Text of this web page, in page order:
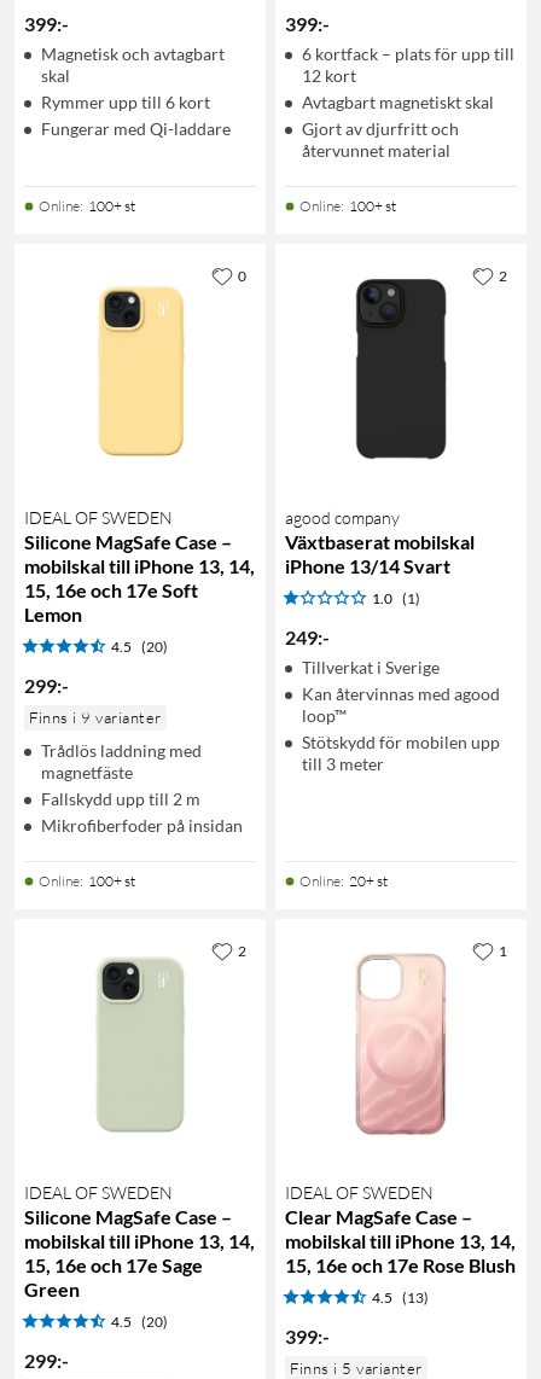
399:-
Magnetisk och avtagbart
skal
Rymmer upp till 6 kort
Fungerar med Qi-laddare
Online: 100+ st
399:-
6 kortfack – plats för upp till
12 kort
Avtagbart magnetiskt skal
Gjort av djurfritt och
återvunnet material
Online: 100+ st
IDEAL OF SWEDEN
Silicone MagSafe Case –
mobilskal till iPhone 13, 14,
15, 16e och 17e Soft
Lemon
4.5 (20)
299:-
Finns i 9 varianter
Trådlös laddning med
magnetfäste
Fallskydd upp till 2 m
Mikrofiberfoder på insidan
Online: 100+ st
0
agood company
Växtbaserat mobilskal
iPhone 13/14 Svart
1.0 (1)
249:-
Tillverkat i Sverige
Kan återvinnas med agood
loop™
Stötskydd för mobilen upp
till 3 meter
Online: 20+ st
2
IDEAL OF SWEDEN
Silicone MagSafe Case –
mobilskal till iPhone 13, 14,
15, 16e och 17e Sage
Green
4.5 (20)
299:-
2
IDEAL OF SWEDEN
Clear MagSafe Case –
mobilskal till iPhone 13, 14,
15, 16e och 17e Rose Blush
4.5 (13)
399:-
Finns i 5 varianter
1